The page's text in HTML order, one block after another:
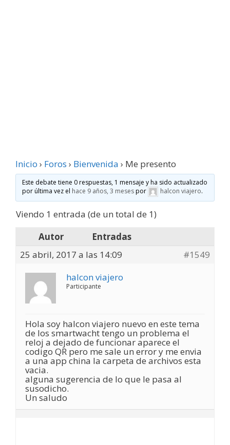
Inicio › Foros › Bienvenida › Me presento
Este debate tiene 0 respuestas, 1 mensaje y ha sido actualizado
por última vez el hace 9 años, 3 mesespor halcon viajero.
Viendo 1 entrada (de un total de 1)
Autor
Entradas
25 abril, 2017 a las 14:09
#1549
halcon viajero
Participante
Hola soy halcon viajero nuevo en este tema
de los smartwacht tengo un problema el
reloj a dejado de funcionar aparece el
codigo QR pero me sale un error y me envia
a una app china la carpeta de archivos esta
vacia.
alguna sugerencia de lo que le pasa al
susodicho.
Un saludo